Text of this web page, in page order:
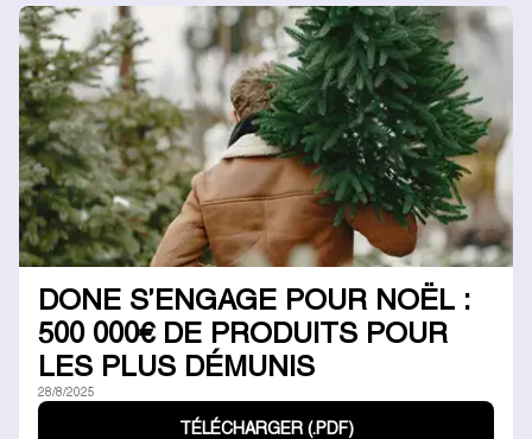
DONE S’ENGAGE POUR NOËL :
500 000€ DE PRODUITS POUR
LES PLUS DÉMUNIS
28/8/2025
TÉLÉCHARGER (.PDF)